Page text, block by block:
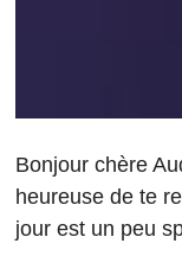
Bonjour chère
heureuse de te
jour est un peu